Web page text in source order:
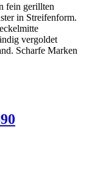
fein gerillten
in Streifenform.
vergoldet
Scharfe Marken